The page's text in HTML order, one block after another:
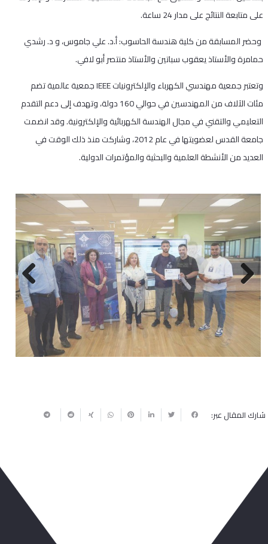
على متابعة النتائج على مدار 24 ساعة.
وحضر المسابقة من كلية هندسة الحاسوب: أ.د. علي جاموس، و د. رشدي
حمامرة والأستاذ يعقوب سباتين والأستاذ منتصر أبو لافي.
وتعتبر جمعية مهندسي الكهرباء والإلكترونيات IEEE جمعية عالمية تضم
مئات الآلاف من المهندسين في حوالي 160 دولة، وتهدف إلى دعم التقدم
التعليمي والتقني في مجال الهندسة الكهربائية والإلكترونية. وقد انضمت
جامعة القدس لعضويتها في عام 2012، وشاركت منذ ذلك الوقت في
العديد من الأنشطة العلمية والبحثية والمؤتمرات الدولية.
Previous
Next
شارك المقال عبر: